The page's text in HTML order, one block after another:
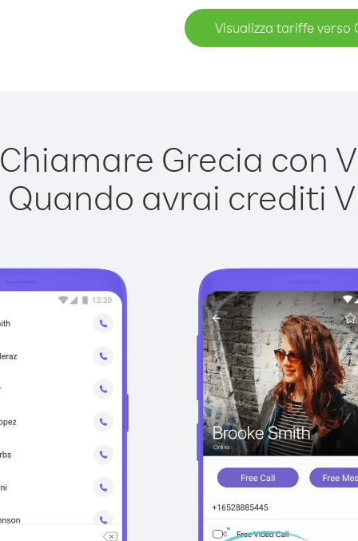
Visualizza tariffe verso
Chiamare Grecia con
Quando avrai crediti